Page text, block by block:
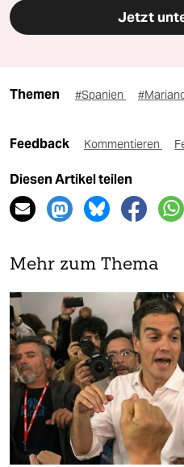
Jetzt
Themen #Spanien
Feedback Kommentieren
Diesen Artikel teilen
Mehr zum Thema